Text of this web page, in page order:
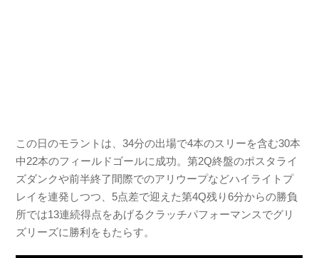
この日のモラントは、34分の出場で4本のスリーを含む30本
中22本のフィールドゴールに成功。第2Q終盤のポスタライ
ズダンクや前半終了間際でのアリウープなどハイライトプ
レイを連発しつつ、5点差で迎えた第4Q残り6分からの勝負
所では13連続得点をあげるクラッチパフォーマンスでグリ
ズリーズに勝利をもたらす。